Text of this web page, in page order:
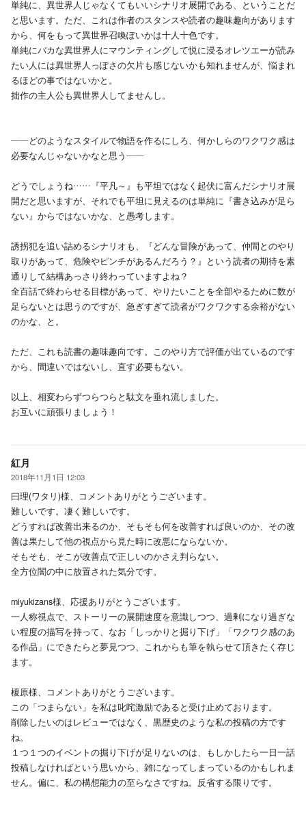
単純に、異世界人じゃなくてもいいシナリオ展開である、ということだ
と思います。ただ、これは作者のスタンスや読者の趣味趣向があります
から、何をもって異世界召喚ぽいかは十人十色です。
単純にバカな異世界人にマウンティングして悦に浸るオレツエーが読み
たい人には異世界人っぽさの欠片も感じないかも知れませんが、悩まれ
るほどの事ではないかと。
拙作の主人公も異世界人してませんし。
――どのようなスタイルで物語を作るにしろ、何かしらのワクワク感は
必要なんじゃないかなと思う――
どうでしょうね……『平凡～』も平坦ではなく起伏に富んだシナリオ展
開だと思いますが、それでも平坦に見えるのは単純に『書き込みが足ら
ない』からではないかな、と愚考します。
誘拐犯を追い詰めるシナリオも、『どんな冒険があって、仲間とのやり
取りがあって、危険やピンチがあるんだろう？』という読者の期待を素
通りして結構あっさり終わっていますよね？
全百話で終わらせる目標があって、やりたいことを全部やるために数が
足らないとは思うのですが、急ぎすぎて読者がワクワクする余裕がない
のかな、と。
ただ、これも読書の趣味趣向です。このやり方で評価が出ているのです
から、間違いではないし、直す必要もない。
以上、相変わらずつらつらと駄文を垂れ流しました。
お互いに頑張りましょう！
紅月
2018年11月1日 12:03
曰理(ワタリ)様、コメントありがとうございます。
難しいです。凄く難しいです。
どうすれば改善出来るのか、そもそも何を改善すれば良いのか、その改
善は果たして他の視点から見た時に改悪にならないか。
そもそも、そこが改善点で正しいのかさえ判らない。
全方位闇の中に放置された気分です。
miyukizans様、応援ありがとうございます。
一人称視点で、ストーリーの展開速度を意識しつつ、過剰になり過ぎな
い程度の描写を持って、なお「しっかりと掘り下げ」「ワクワク感のあ
る作品」にできたらと夢見つつ、これからも筆を執らせて頂きたく存じ
ます。
榎原様、コメントありがとうございます。
この「つまらない」を私は叱咤激励であると受け止めております。
削除したいのはレビューではなく、黒歴史のような私の投稿の方です
ね。
１つ１つのイベントの掘り下げが足りないのは、もしかしたら一日一話
投稿しなければという思いから、雑になってしまっているのかもしれま
せん。偏に、私の構想能力の至らなさですね。反省する限りです。